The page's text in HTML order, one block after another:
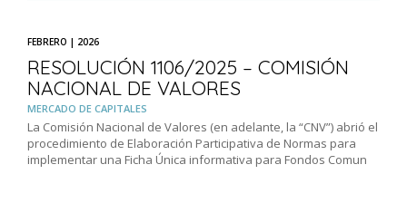
FEBRERO | 2026
RESOLUCIÓN 1106/2025 – COMISIÓN
NACIONAL DE VALORES
MERCADO DE CAPITALES
La Comisión Nacional de Valores (en adelante, la “CNV”) abrió el
procedimiento de Elaboración Participativa de Normas para
implementar una Ficha Única informativa para Fondos Comun